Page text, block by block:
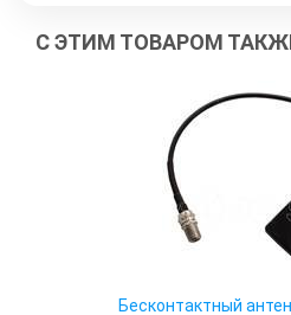
С ЭТИМ ТОВАРОМ
Бесконтактный